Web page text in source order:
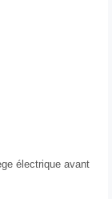
électrique avant